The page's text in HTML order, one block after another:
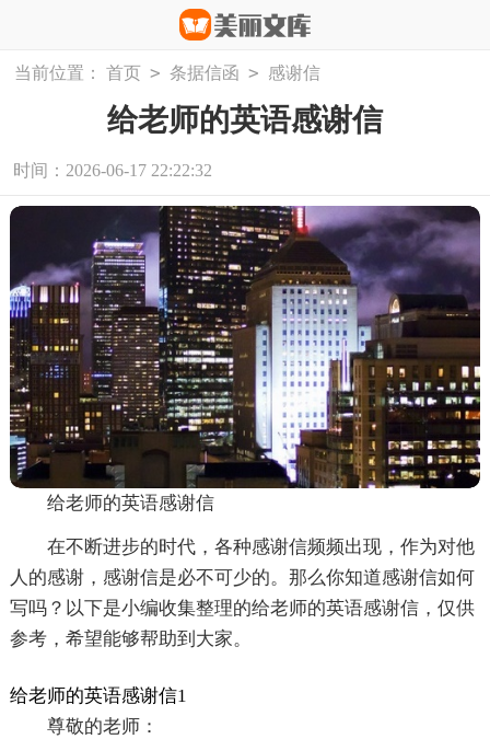
当前位置： 首页 > 条据信函 > 感谢信
给老师的英语感谢信
时间：2026-06-17 22:22:32
给老师的英语感谢信
在不断进步的时代，各种感谢信频频出现，作为对他
人的感谢，感谢信是必不可少的。那么你知道感谢信如何
写吗？以下是小编收集整理的给老师的英语感谢信，仅供
参考，希望能够帮助到大家。
给老师的英语感谢信1
尊敬的老师：